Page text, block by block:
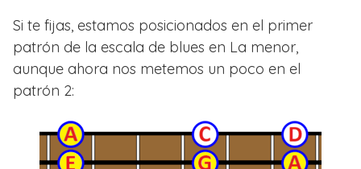
Si te fijas, estamos posicionados en el primer
patrón de la escala de blues en La menor,
aunque ahora nos metemos un poco en el
patrón 2: